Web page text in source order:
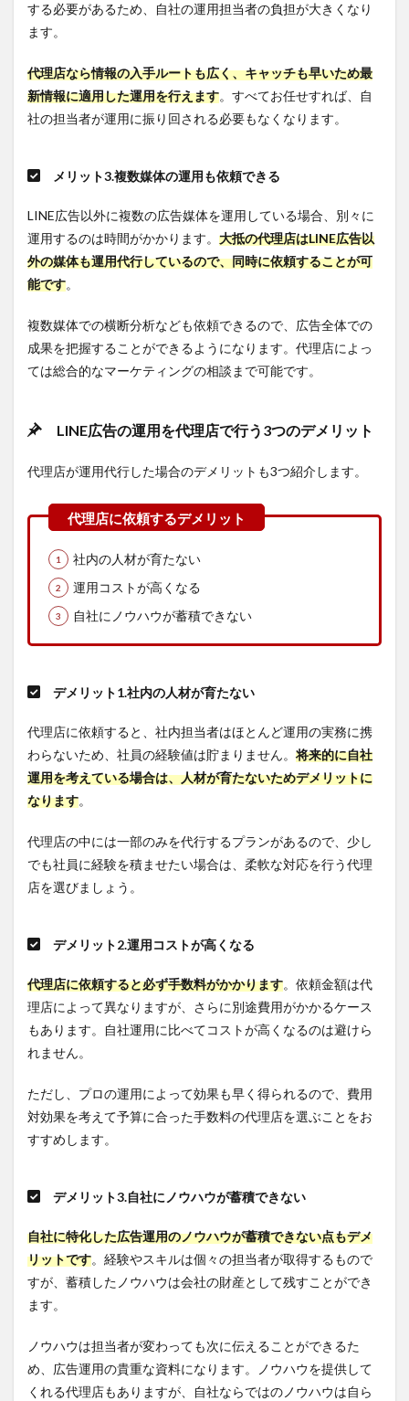
ク率を
6.3
POINT3.
他の分
て分析
7
LINE
広告
の運
用効
証に
おす
すめ
の広
ト自
ル
7.1
Databeat
7.2
LINE
広告運用に
おける
「Databeat」
の3つの活用
データ
手間を
大きく
削減
豊富
ーマッ
トに対
いる
誰で
にレポ
ートを
作成で
きる
8
め
する必要があるため、自社の運用担当者の負担が大きくなり
ます。
代理店なら情報の入手ルートも広く、キャッチも早いため最
新情報に適用した運用を行えます。すべてお任せすれば、自
社の担当者が運用に振り回される必要もなくなります。
メリット3.複数媒体の運用も依頼できる
LINE広告以外に複数の広告媒体を運用している場合、別々に
運用するのは時間がかかります。 大抵の代理店はLINE広告以
外の媒体も運用代行しているので、同時に依頼することが可
能です。
複数媒体での横断分析なども依頼できるので、広告全体での
成果を把握することができるようになります。代理店によっ
ては総合的なマーケティングの相談まで可能です。
LINE広告の運用を代理店で行う3つのデメリット
代理店が運用代行した場合のデメリットも3つ紹介します。
社内の人材が育たない
運用コストが高くなる
自社にノウハウが蓄積できない
デメリット1.社内の人材が育たない
代理店に依頼すると、社内担当者はほとんど運用の実務に携
わらないため、社員の経験値は貯まりません。 将来的に自社
運用を考えている場合は、人材が育たないためデメリットに
なります。
代理店の中には一部のみを代行するプランがあるので、少し
でも社員に経験を積ませたい場合は、柔軟な対応を行う代理
店を選びましょう。
デメリット2.運用コストが高くなる
代理店に依頼すると必ず手数料がかかります。依頼金額は代
理店によって異なりますが、さらに別途費用がかかるケース
もあります。自社運用に比べてコストが高くなるのは避けら
れません。
ただし、プロの運用によって効果も早く得られるので、費用
対効果を考えて予算に合った手数料の代理店を選ぶことをお
すすめします。
デメリット3.自社にノウハウが蓄積できない
自社に特化した広告運用のノウハウが蓄積できない点もデメ
リットです。経験やスキルは個々の担当者が取得するもので
すが、蓄積したノウハウは会社の財産として残すことができ
ます。
ノウハウは担当者が変わっても次に伝えることができるた
め、広告運用の貴重な資料になります。ノウハウを提供して
くれる代理店もありますが、自社ならではのノウハウは自ら